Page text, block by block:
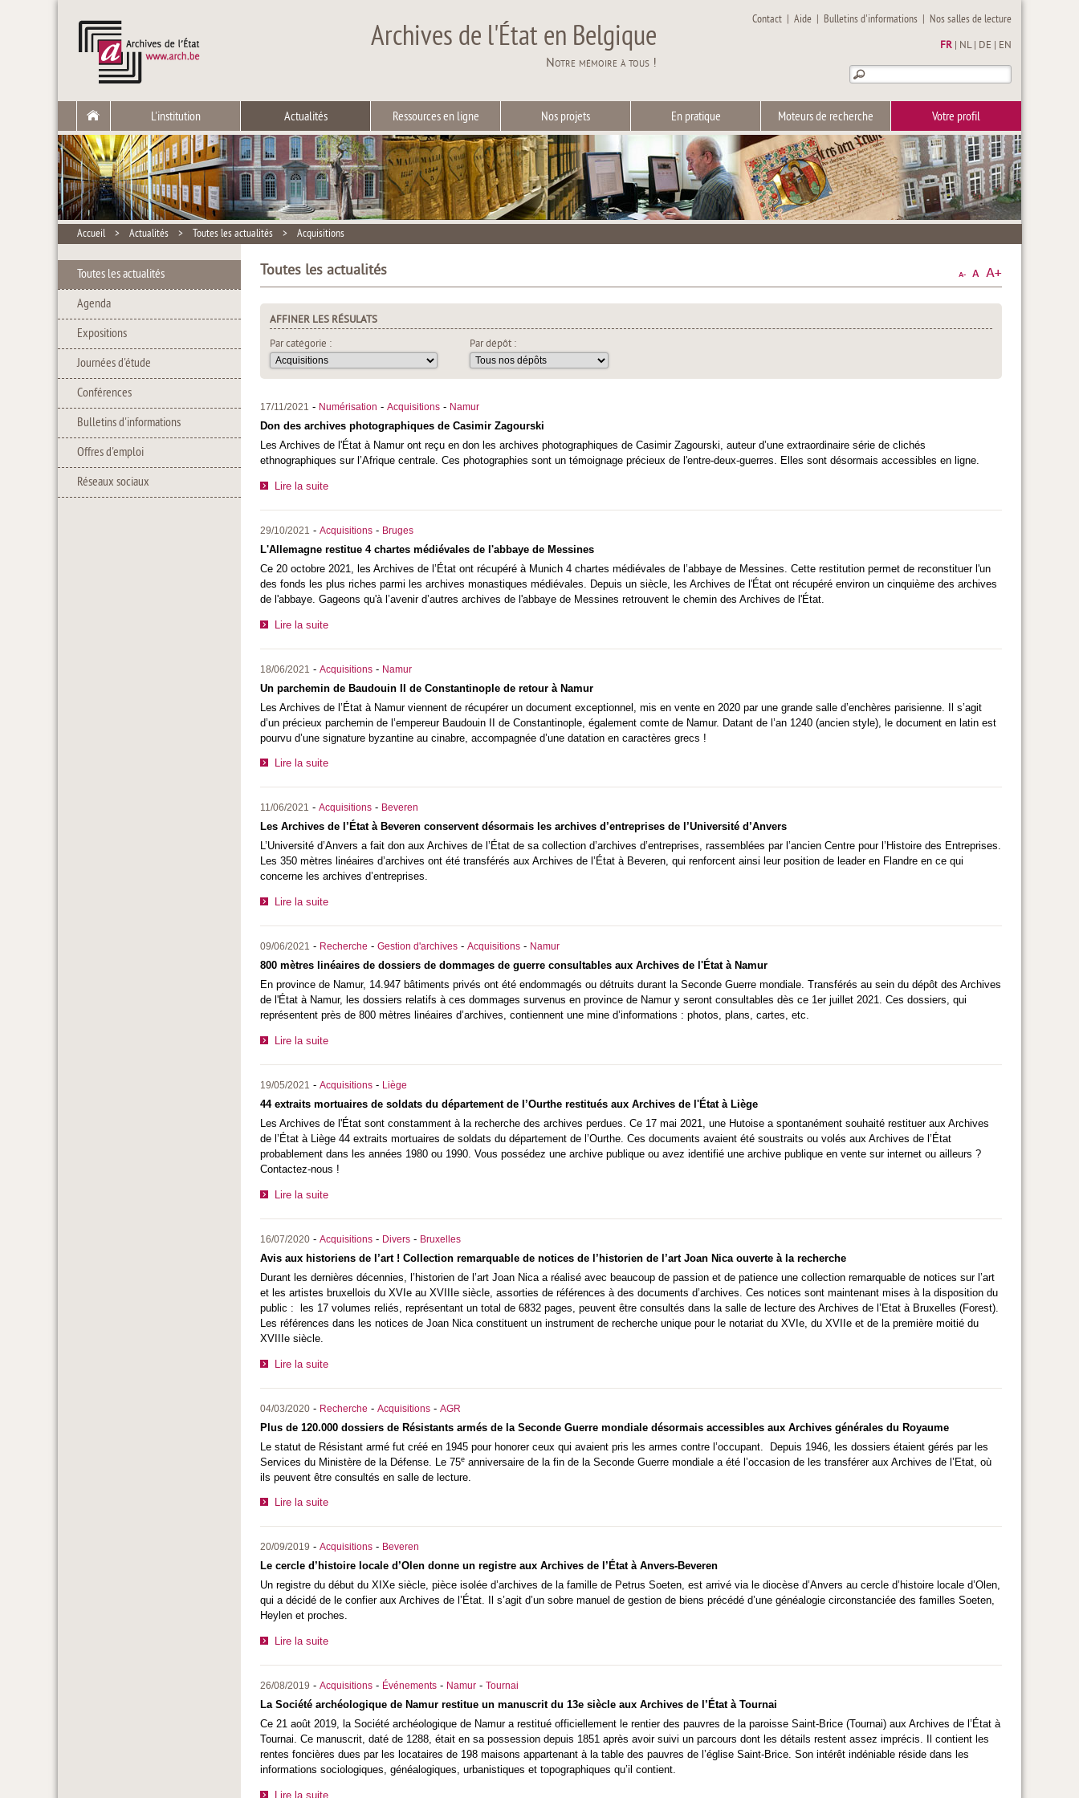
Archives de l'État en Belgique
Notre mémoire à tous !
Contact |Aide | Bulletins d'informations | Nos salles de lecture
FR NL| DE EN
L'institution Actualités Ressources en ligne Nos projets En pratique Moteurs de recherche Votre profil
Accueil > Actualités > Toutes les actualités > Acquisitions
Toutes les actualités
Agenda
Expositions
Journées d'étude
Conférences
Bulletins d'informations
Offres d'emploi
Réseaux sociaux
Toutes les actualités
AFFINER LES RÉSULATS
Par catégorie :
Par dépôt :
17/11/2021 - Numérisation - Acquisitions - Namur
Don des archives photographiques de Casimir Zagourski
Les Archives de l'État à Namur ont reçu en don les archives photographiques de Casimir Zagourski, auteur d’une extraordinaire série de clichés
ethnographiques sur l’Afrique centrale. Ces photographies sont un témoignage précieux de l'entre-deux-guerres. Elles sont désormais accessibles en ligne.
Lire la suite
29/10/2021 - Acquisitions - Bruges
L'Allemagne restitue 4 chartes médiévales de l'abbaye de Messines
Ce 20 octobre 2021, les Archives de l’État ont récupéré à Munich 4 chartes médiévales de l’abbaye de Messines. Cette restitution permet de reconstituer l'un
des fonds les plus riches parmi les archives monastiques médiévales. Depuis un siècle, les Archives de l'État ont récupéré environ un cinquième des archives
de l'abbaye. Gageons qu'à l’avenir d’autres archives de l'abbaye de Messines retrouvent le chemin des Archives de l'État.
Lire la suite
18/06/2021 - Acquisitions - Namur
Un parchemin de Baudouin II de Constantinople de retour à Namur
Les Archives de l’État à Namur viennent de récupérer un document exceptionnel, mis en vente en 2020 par une grande salle d’enchères parisienne. Il s’agit
d’un précieux parchemin de l’empereur Baudouin II de Constantinople, également comte de Namur. Datant de l’an 1240 (ancien style), le document en latin est
pourvu d’une signature byzantine au cinabre, accompagnée d’une datation en caractères grecs !
Lire la suite
11/06/2021 - Acquisitions - Beveren
Les Archives de l’État à Beveren conservent désormais les archives d’entreprises de l’Université d’Anvers
L’Université d’Anvers a fait don aux Archives de l’État de sa collection d’archives d’entreprises, rassemblées par l’ancien Centre pour l’Histoire des Entreprises.
Les 350 mètres linéaires d’archives ont été transférés aux Archives de l’État à Beveren, qui renforcent ainsi leur position de leader en Flandre en ce qui
concerne les archives d’entreprises.
Lire la suite
09/06/2021 - Recherche - Gestion d'archives - Acquisitions - Namur
800 mètres linéaires de dossiers de dommages de guerre consultables aux Archives de l'État à Namur
En province de Namur, 14.947 bâtiments privés ont été endommagés ou détruits durant la Seconde Guerre mondiale. Transférés au sein du dépôt des Archives
de l'État à Namur, les dossiers relatifs à ces dommages survenus en province de Namur y seront consultables dès ce 1er juillet 2021. Ces dossiers, qui
représentent près de 800 mètres linéaires d’archives, contiennent une mine d’informations : photos, plans, cartes, etc.
Lire la suite
19/05/2021 - Acquisitions - Liège
44 extraits mortuaires de soldats du département de l’Ourthe restitués aux Archives de l'État à Liège
Les Archives de l'État sont constamment à la recherche des archives perdues. Ce 17 mai 2021, une Hutoise a spontanément souhaité restituer aux Archives
de l’État à Liège 44 extraits mortuaires de soldats du département de l’Ourthe. Ces documents avaient été soustraits ou volés aux Archives de l’État
probablement dans les années 1980 ou 1990. Vous possédez une archive publique ou avez identifié une archive publique en vente sur internet ou ailleurs ?
Contactez-nous !
Lire la suite
16/07/2020 - Acquisitions - Divers - Bruxelles
Avis aux historiens de l’art ! Collection remarquable de notices de l’historien de l’art Joan Nica ouverte à la recherche
Durant les dernières décennies, l’historien de l’art Joan Nica a réalisé avec beaucoup de passion et de patience une collection remarquable de notices sur l’art
et les artistes bruxellois du XVIe au XVIIIe siècle, assorties de références à des documents d’archives. Ces notices sont maintenant mises à la disposition du
public : les 17 volumes reliés, représentant un total de 6832 pages, peuvent être consultés dans la salle de lecture des Archives de l’Etat à Bruxelles (Forest).
Les références dans les notices de Joan Nica constituent un instrument de recherche unique pour le notariat du XVIe, du XVIIe et de la première moitié du
XVIIIe siècle.
Lire la suite
04/03/2020 - Recherche - Acquisitions - AGR
Plus de 120.000 dossiers de Résistants armés de la Seconde Guerre mondiale désormais accessibles aux Archives générales du Royaume
Le statut de Résistant armé fut créé en 1945 pour honorer ceux qui avaient pris les armes contre l’occupant. Depuis 1946, les dossiers étaient gérés par les
Services du Ministère de la Défense. Le 75e anniversaire de la fin de la Seconde Guerre mondiale a été l’occasion de les transférer aux Archives de l’Etat, où
ils peuvent être consultés en salle de lecture.
Lire la suite
20/09/2019 - Acquisitions - Beveren
Le cercle d’histoire locale d’Olen donne un registre aux Archives de l’État à Anvers-Beveren
Un registre du début du XIXe siècle, pièce isolée d’archives de la famille de Petrus Soeten, est arrivé via le diocèse d’Anvers au cercle d’histoire locale d’Olen,
qui a décidé de le confier aux Archives de l’État. Il s’agit d’un sobre manuel de gestion de biens précédé d’une généalogie circonstanciée des familles Soeten,
Heylen et proches.
Lire la suite
26/08/2019 - Acquisitions - Événements - Namur - Tournai
La Société archéologique de Namur restitue un manuscrit du 13e siècle aux Archives de l’État à Tournai
Ce 21 août 2019, la Société archéologique de Namur a restitué officiellement le rentier des pauvres de la paroisse Saint-Brice (Tournai) aux Archives de l’État à
Tournai. Ce manuscrit, daté de 1288, était en sa possession depuis 1851 après avoir suivi un parcours dont les détails restent assez imprécis. Il contient les
rentes foncières dues par les locataires de 198 maisons appartenant à la table des pauvres de l’église Saint-Brice. Son intérêt indéniable réside dans les
informations sociologiques, généalogiques, urbanistiques et topographiques qu’il contient.
Lire la suite